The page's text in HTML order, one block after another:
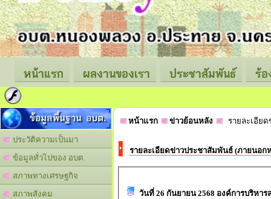
หน้าแรก ผลงานของเรา ประชาสัมพันธ์ ร้
ข้อมูลพื้นฐาน อบต.
ประวัติความเป็นมา
ข้อมูลทั่วไปของ อบต.
สภาพทางเศรษฐกิจ
สภาพสังคม
หน้าแรก ข่าวย้อนหลัง รายละเอีย
รายละเอียดข่าวประชาสัมพันธ์ (ภายนอก
วันที่ 26 กันยายน 2568 องค์การบริห